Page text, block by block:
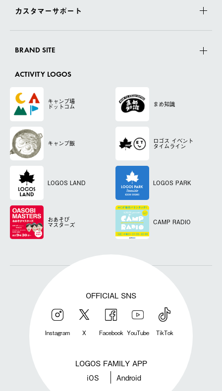
カスタマーサポート
BRAND SITE
ACTIVITY LOGOS
キャンプ場
ドットコム まめ知識
キャンプ飯 ロゴス イベント
タイムライン
LOGOS LAND LOGOS PARK
おあそび
マスターズ CAMP RADIO
OFFICIAL SNS
Instagram X Facebook YouTube TikTok
LOGOS FAMILY APP
iOS Android